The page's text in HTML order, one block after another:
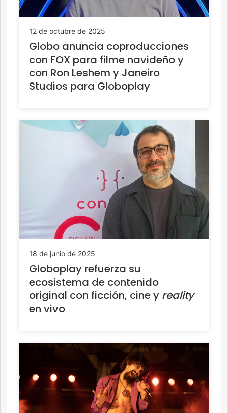
12 de octubre de 2025
Globo anuncia coproducciones
con FOX para filme navideño y
con Ron Leshem y Janeiro
Studios para Globoplay
18 de junio de 2025
Globoplay refuerza su
ecosistema de contenido
original con ficción, cine y reality
en vivo